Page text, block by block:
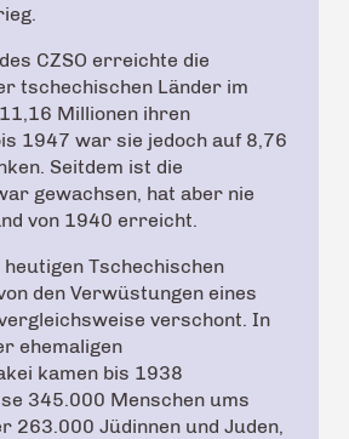
CZSO erreichte die
tschechischen Länder im
Millionen ihren
1947 war sie jedoch auf 8,76
Seitdem ist die
gewachsen, hat aber nie
von 1940 erreicht.
heutigen Tschechischen
den Verwüstungen eines
verschont. In
ehemaligen
kamen bis 1938
345.000 Menschen ums
263.000 Jüdinnen und Juden,